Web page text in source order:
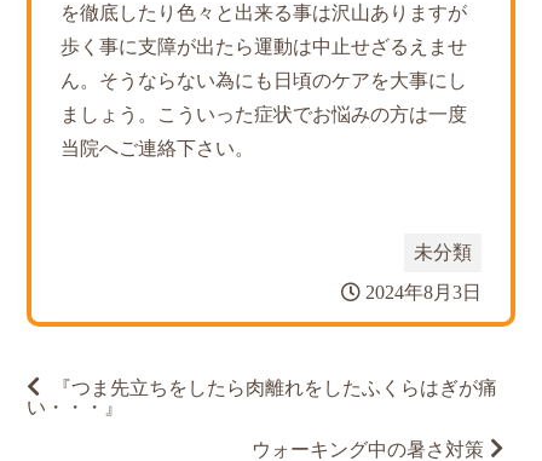
を徹底したり色々と出来る事は沢山ありますが
歩く事に支障が出たら運動は中止せざるえませ
ん。そうならない為にも日頃のケアを大事にし
ましょう。こういった症状でお悩みの方は一度
当院へご連絡下さい。
未分類
2024年8月3日
投
稿
ナ
『つま先立ちをしたら肉離れをしたふくらはぎが痛
い・・・』
ウォーキング中の暑さ対策